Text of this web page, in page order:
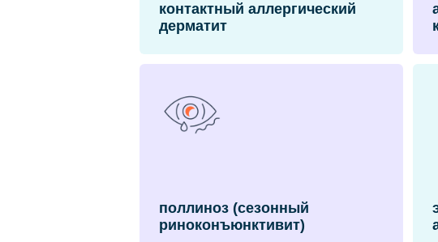
контактный аллергический
дерматит
поллиноз (сезонный
риноконъюнктивит)